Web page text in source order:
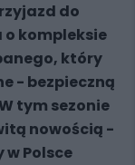
do
o kompleksie
który
- bezpieczną
tym sezonie
nowością -
Polsce